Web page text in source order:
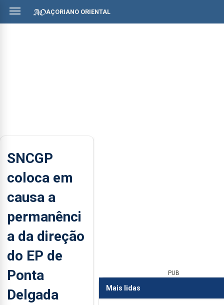
AÇORIANO ORIENTAL
SNCGP
coloca em
causa a
permanênci
a da direção
do EP de
Ponta
Delgada
PUB
Mais lidas